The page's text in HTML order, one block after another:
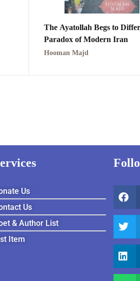
The Ayatollah Begs to
Paradox of Modern Iran
Hooman Majd
Us
Us
& Author List
Item